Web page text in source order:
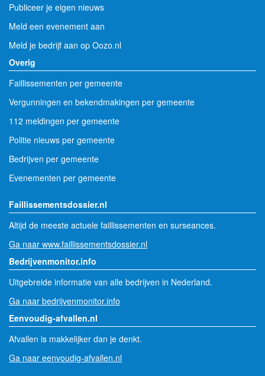
Publiceer je eigen nieuws
Meld een evenement aan
Meld je bedrijf aan op Oozo.nl
Overig
Faillissementen per gemeente
Vergunningen en bekendmakingen per gemeente
112 meldingen per gemeente
Politie nieuws per gemeente
Bedrijven per gemeente
Evenementen per gemeente
Faillissementsdossier.nl
Altijd de meeste actuele faillissementen en surseances.
Ga naar www.faillissementsdossier.nl
Bedrijvenmonitor.info
Uitgebreide informatie van alle bedrijven in Nederland.
Ga naar bedrijvenmonitor.info
Eenvoudig-afvallen.nl
Afvallen is makkelijker dan je denkt.
Ga naar eenvoudig-afvallen.nl